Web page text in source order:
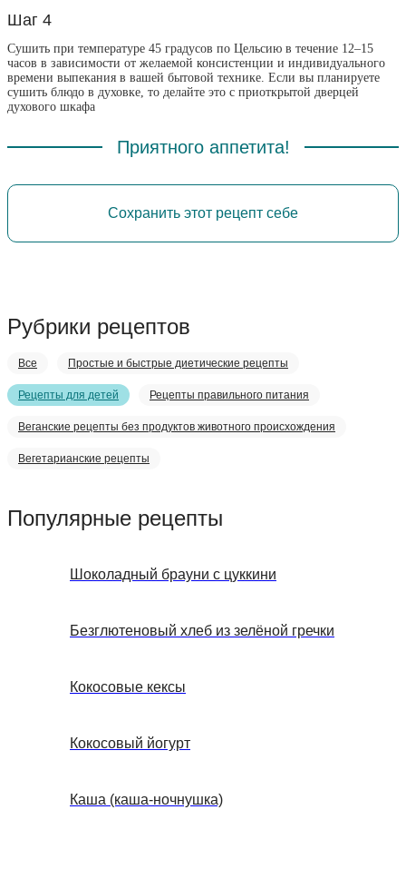
Шаг 4
Сушить при температуре 45 градусов по Цельсию в течение 12–15
часов в зависимости от желаемой консистенции и индивидуального
времени выпекания в вашей бытовой технике. Если вы планируете
сушить блюдо в духовке, то делайте это с приоткрытой дверцей
духового шкафа
Приятного аппетита!
Сохранить этот рецепт себе
Рубрики рецептов
Все Простые и быстрые диетические рецепты
Рецепты для детей Рецепты правильного питания
Веганские рецепты без продуктов животного происхождения
Вегетарианские рецепты
Популярные рецепты
Шоколадный брауни с цуккини
Безглютеновый хлеб из зелёной гречки
Кокосовые кексы
Кокосовый йогурт
Каша (каша-ночнушка)